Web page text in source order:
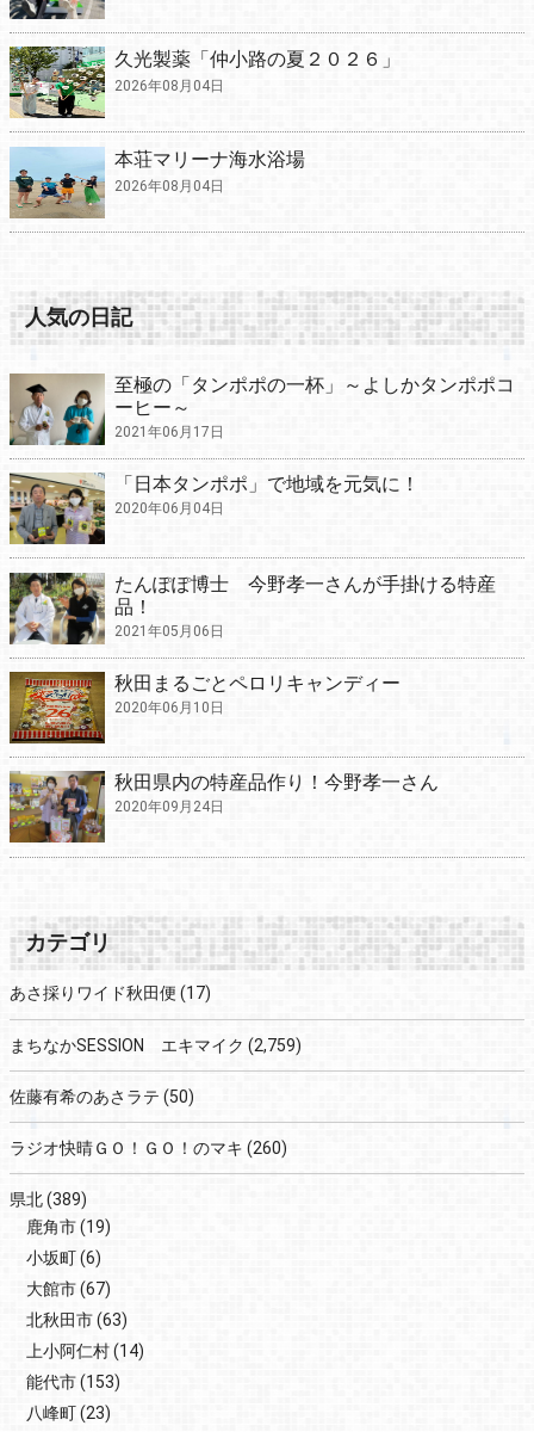
久光製薬「仲小路の夏２０２６」
2026年08月04日
本荘マリーナ海水浴場
2026年08月04日
人気の日記
至極の「タンポポの一杯」～よしかタンポポコ
ーヒー～
2021年06月17日
「日本タンポポ」で地域を元気に！
2020年06月04日
たんぽぽ博士 今野孝一さんが手掛ける特産
品！
2021年05月06日
秋田まるごとペロリキャンディー
2020年06月10日
秋田県内の特産品作り！今野孝一さん
2020年09月24日
カテゴリ
あさ採りワイド秋田便 (17)
まちなかSESSION エキマイク (2,759)
佐藤有希のあさラテ (50)
ラジオ快晴ＧＯ！ＧＯ！のマキ (260)
県北(389)
鹿角市(19)
小坂町(6)
大館市(67)
北秋田市(63)
上小阿仁村(14)
能代市(153)
八峰町(23)